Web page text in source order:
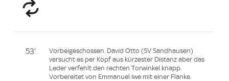
53'
Vorbeigeschossen. David Otto (SV Sandhausen)
versucht es per Kopf aus kürzester Distanz aber das
Leder verfehlt den rechten Torwinkel knapp.
Vorbereitet von Emmanuel Iwe mit einer Flanke.